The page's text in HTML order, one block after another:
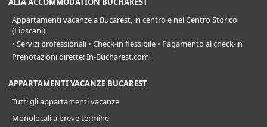
Appartamenti vacanze a Bucarest, in centro e nel Centro Storico
(Lipscani)
• Servizi professionali • Check-in flessibile • Pagamento al check-in
Prenotazioni dirette: In-Bucharest.com
APPARTAMENTI VACANZE BUCAREST
Tutti gli appartamenti vacanze
Monolocali a breve termine